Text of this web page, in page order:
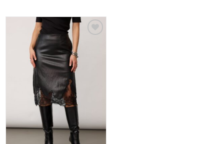
ønskeliste